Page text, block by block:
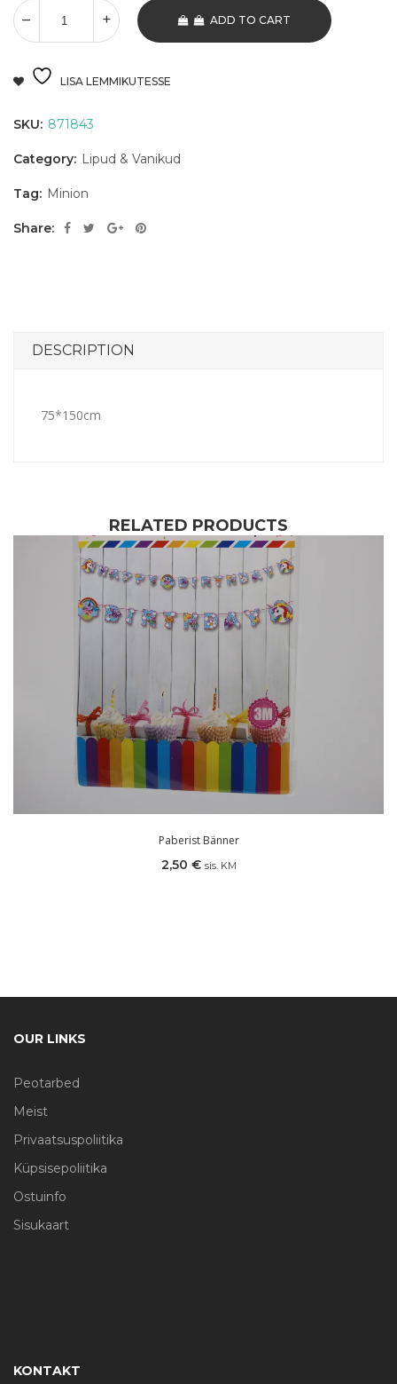
ADD TO CART
LISA LEMMIKUTESSE
SKU: 871843
Category: Lipud & Vanikud
Tag: Minion
Share:
DESCRIPTION
75*150cm
RELATED PRODUCTS
Paberist Bänner
2,50 € sis. KM
OUR LINKS
Peotarbed
Meist
Privaatsuspoliitika
Küpsisepoliitika
Ostuinfo
Sisukaart
KONTAKT